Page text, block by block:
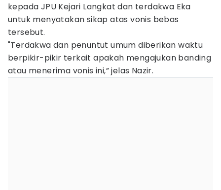
kepada JPU Kejari Langkat dan terdakwa Eka
untuk menyatakan sikap atas vonis bebas
tersebut.
"Terdakwa dan penuntut umum diberikan waktu
berpikir-pikir terkait apakah mengajukan banding
atau menerima vonis ini,” jelas Nazir.